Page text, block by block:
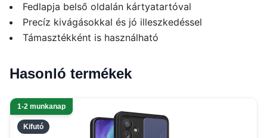
Fedlapja belső oldalán kártyatartóval
Precíz kivágásokkal és jó illeszkedéssel
Támasztékként is használható
Hasonló termékek
Kifutó
1-2 munkanap